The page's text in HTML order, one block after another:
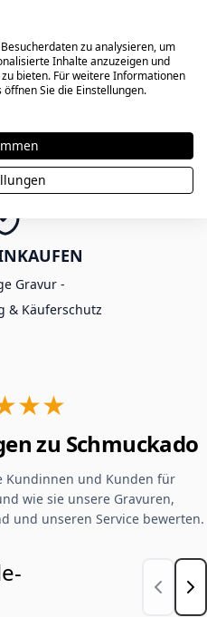
AB 80€
Gravur -
& Käuferschutz
zu Schmuckado
Kundinnen und Kunden für
wie sie unsere Gravuren,
und unseren Service bewerten.
zu analysieren, um
Inhalte anzuzeigen und
bieten. Für weitere Informationen
Sie die Einstellungen.